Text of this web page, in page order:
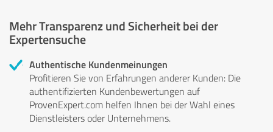
Mehr Transparenz und Sicherheit bei der
Expertensuche
Authentische Kundenmeinungen
Profitieren Sie von Erfahrungen anderer Kunden: Die
authentifizierten Kundenbewertungen auf
ProvenExpert.com helfen Ihnen bei der Wahl eines
Dienstleisters oder Unternehmens.